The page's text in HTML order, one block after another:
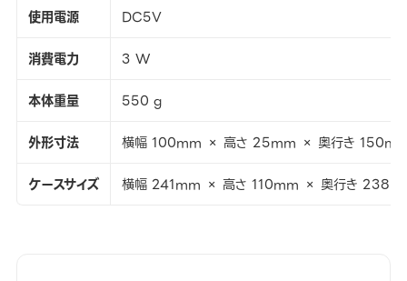
使用電源
DC5V
消費電力
3 W
本体重量
550 g
外形寸法
横幅 100mm × 高さ 25mm × 奥行き
ケースサイズ
横幅 241mm × 高さ 110mm × 奥行き